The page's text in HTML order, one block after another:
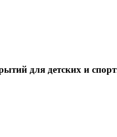
для детских и